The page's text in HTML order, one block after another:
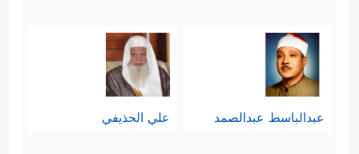
عبدالباسط عبدالصمد علي الحذيفي